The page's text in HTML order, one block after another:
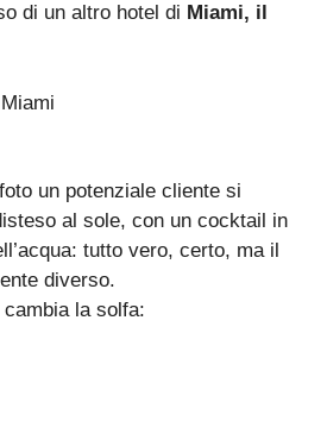
di un altro hotel di Miami, il
un potenziale cliente si
al sole, con un cocktail in
tutto vero, certo, ma il
diverso.
la solfa: